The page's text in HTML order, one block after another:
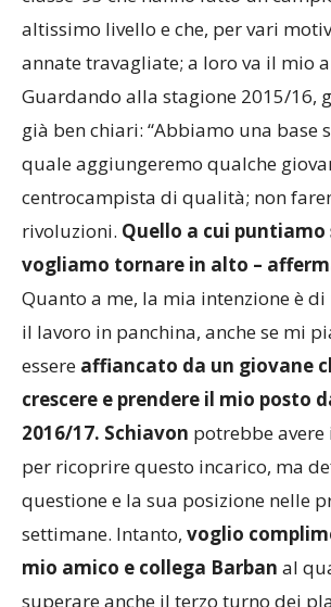
classe ’95 che hanno fatto un
altissimo livello e che, per vari
annate travagliate; a loro va il mio
Guardando alla stagione 2015/16,
già ben chiari: “Abbiamo una base
quale aggiungeremo qualche
centrocampista di qualità; non
rivoluzioni.
Quello a cui puntiamo
vogliamo tornare in alto –
Quanto a me, la mia intenzione è di
il lavoro in panchina, anche se mi
affiancato da un giovane
crescere e prendere il mio posto
potrebbe avere
per ricoprire questo incarico, ma
questione e la sua posizione nelle
settimane. Intanto,
voglio
mio amico e collega Barban
al